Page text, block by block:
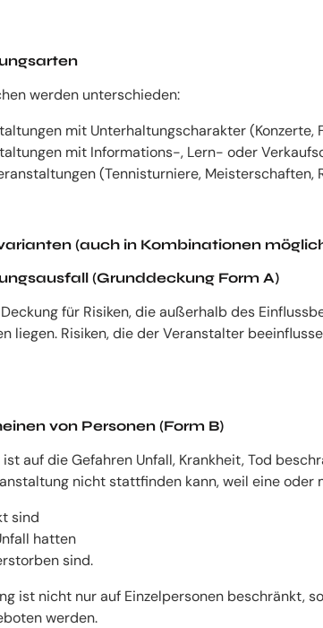
werden unterschieden:
mit Unterhaltungscharakter (Konzerte,
mit Informations-, Lern- oder
(Tennisturniere, Meisterschaften,
(auch in Kombinationen
(Grunddeckung Form A)
für Risiken, die außerhalb des
liegen. Risiken, die der Veranstalter
von Personen (Form B)
ist auf die Gefahren Unfall, Krankheit, Tod
nicht stattfinden kann, weil eine oder
sind
hatten
sind.
ist nicht nur auf Einzelpersonen beschränkt,
werden.